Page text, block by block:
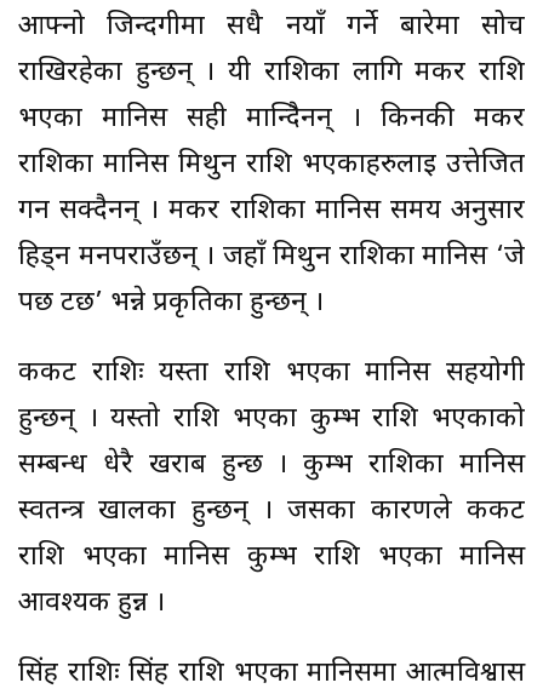
आफ्नो जिन्दगीमा सधै नयाँ गर्ने बारेमा सोच
राखिरहेका हुन्छन् । यी राशिका लागि मकर राशि
भएका मानिस सही मान्दिैनन् । किनकी मकर
राशिका मानिस मिथुन राशि भएकाहरुलाई उत्तेजित
गर्न सक्दैनन् । मकर राशिका मानिस समय अनुसार
हिड्न मनपराउँछन् । जहाँ मिथुन राशिका मानिस ‘जे
पर्छ टर्छ’ भन्ने प्रकृतिका हुन्छन् ।
कर्कट राशिः यस्ता राशि भएका मानिस सहयोगी
हुन्छन् । यस्तो राशि भएका कुम्भ राशि भएकाको
सम्बन्ध धेरै खराब हुन्छ । कुम्भ राशिका मानिस
स्वतन्त्र खालका हुन्छन् । जसका कारणले कर्कट
राशि भएका मानिस कुम्भ राशि भएका मानिस
आवश्यक हुन्न ।
सिंह राशिः सिंह राशि भएका मानिसमा आत्मविश्वास